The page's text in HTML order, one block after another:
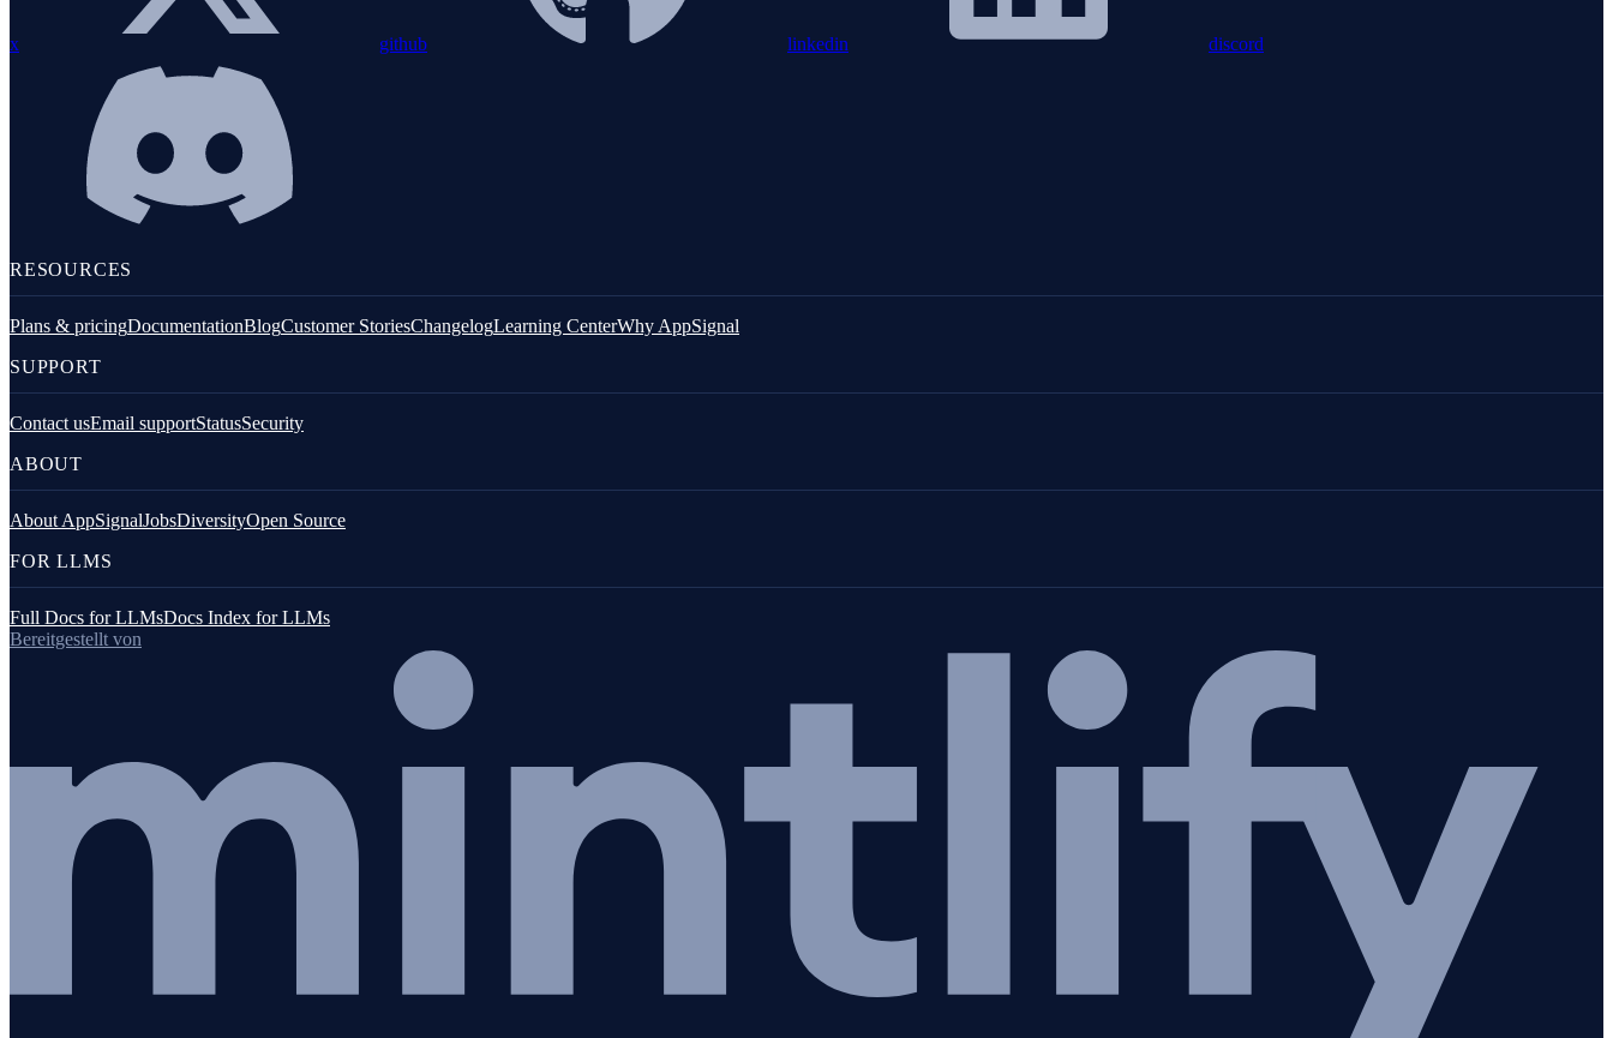
OpenTelemetry-Go-Installation
Konfiguration
Übersicht
Gorilla mux
Benutzerdefinierte Instrumentierung
x github linkedin discord
RESOURCES
Plans & pricingDocumentationBlogCustomer StoriesChangelogLearning CenterWhy AppSignal
SUPPORT
Contact usEmail supportStatusSecurity
ABOUT
About AppSignalJobsDiversityOpen Source
FOR LLMS
Full Docs for LLMsDocs Index for LLMs
Bereitgestellt von